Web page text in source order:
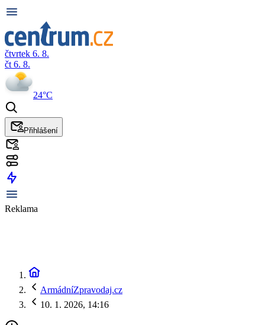
čtvrtek 6. 8.
čt 6. 8.
24°C
Přihlášení
Reklama
ArmádníZpravodaj.cz
10. 1. 2026, 14:16